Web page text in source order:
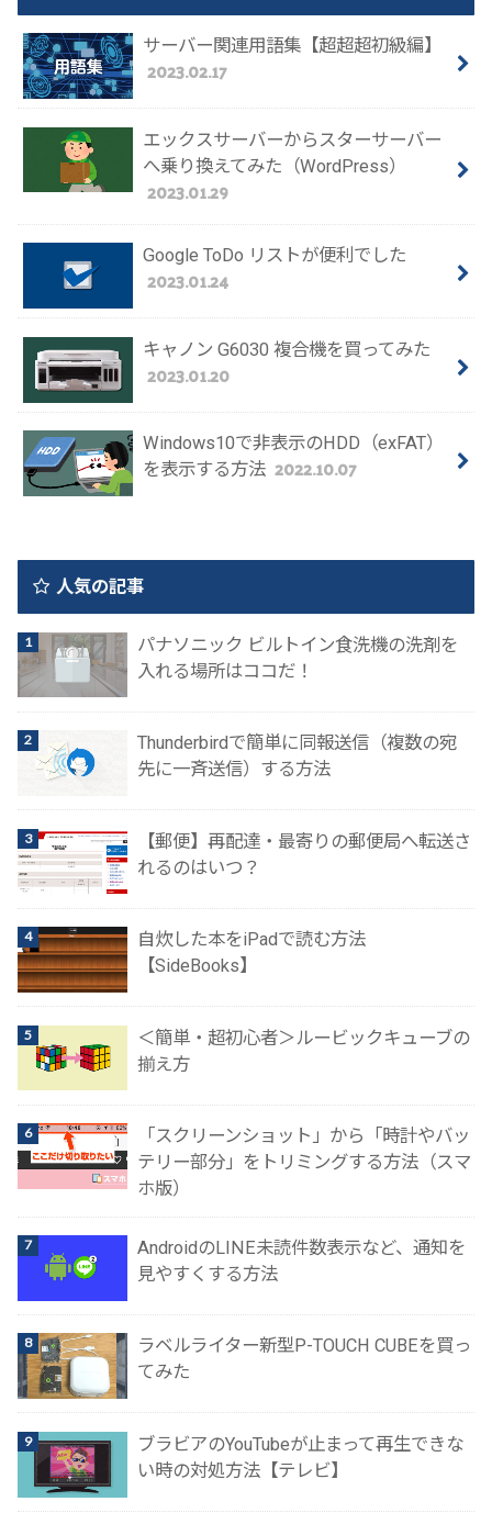
サーバー関連用語集【超超超初級編】
2023.02.17
エックスサーバーからスターサーバー
へ乗り換えてみた（WordPress）
2023.01.29
Google ToDo リストが便利でした
2023.01.24
キャノン G6030 複合機を買ってみた
2023.01.20
Windows10で非表示のHDD（exFAT）
を表示する方法 2022.10.07
人気の記事
パナソニック ビルトイン食洗機の洗剤を
入れる場所はココだ！
Thunderbirdで簡単に同報送信（複数の宛
先に一斉送信）する方法
【郵便】再配達・最寄りの郵便局へ転送さ
れるのはいつ？
自炊した本をiPadで読む方法
【SideBooks】
＜簡単・超初心者＞ルービックキューブの
揃え方
「スクリーンショット」から「時計やバッ
テリー部分」をトリミングする方法（スマ
ホ版）
AndroidのLINE未読件数表示など、通知を
見やすくする方法
ラベルライター新型P-TOUCH CUBEを買っ
てみた
ブラビアのYouTubeが止まって再生できな
い時の対処方法【テレビ】